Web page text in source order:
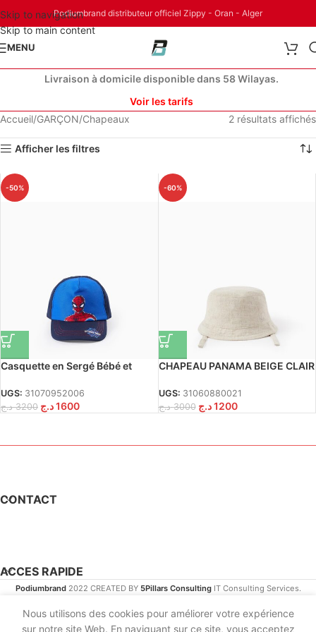
Skip to navigation
Skip to main content
Podiumbrand distributeur officiel Zippy - Oran - Alger
MENU
Livraison à domicile disponible dans 58 Wilayas.
Voir les tarifs
Accueil GARÇON Chapeaux 2 résultats affichés
Afficher les filtres
-50%
Casquette en Sergé Bébé et
UGS: 31070952006
3200 د.ج 1600د.ج
-60%
CHAPEAU PANAMA BEIGE CLAIR
UGS: 31060880021
3000 د.ج 1200 د.ج
CONTACT
ACCES RAPIDE
Podiumbrand 2022 CREATED BY 5Pillars ConsultingIT Consulting Services.
Nous utilisons des cookies pour améliorer votre expérience
sur notre site Web. En naviguant sur ce site, vous acceptez